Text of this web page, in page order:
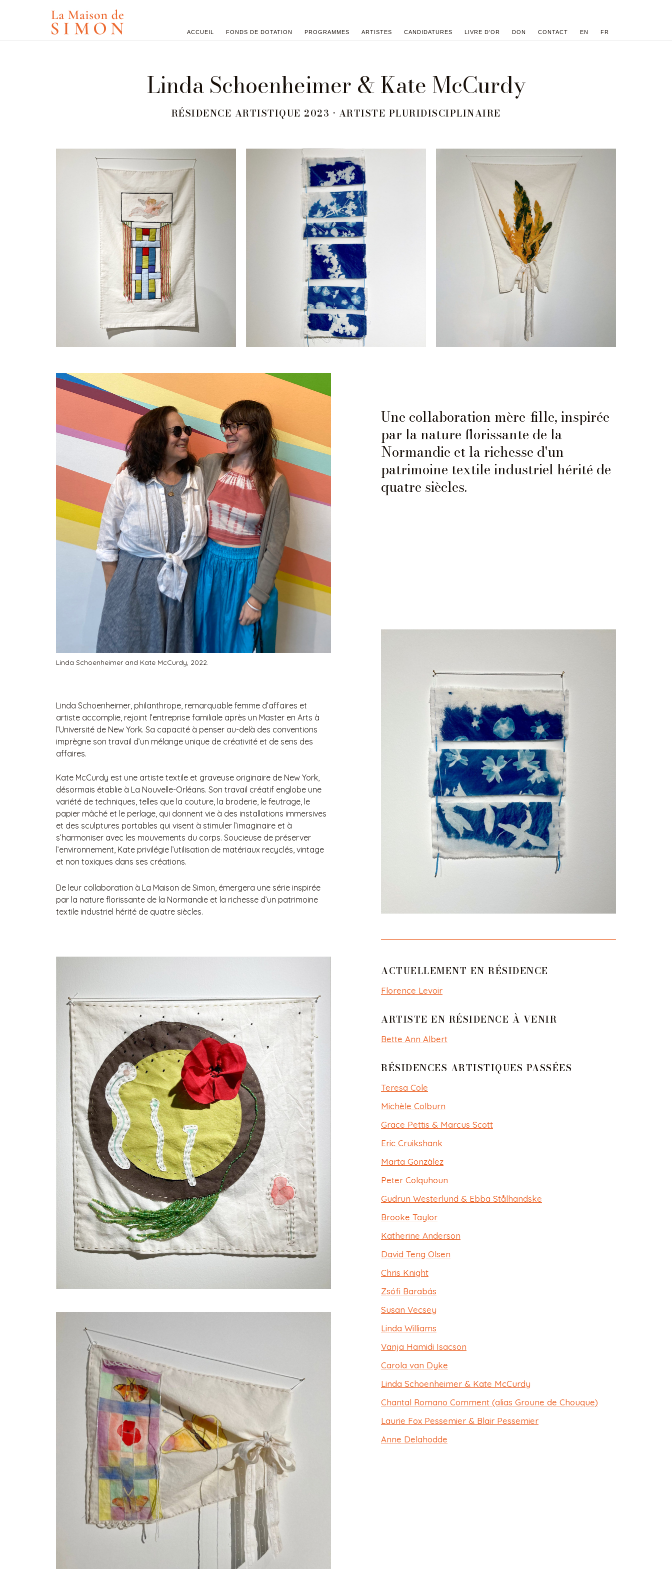
ACCUEIL FONDS DE DOTATION PROGRAMMES ARTISTES CANDIDATURES LIVRE D’OR DON CONTACT EN FR
Linda Schoenheimer & Kate McCurdy
RÉSIDENCE ARTISTIQUE 2023 • ARTISTE PLURIDISCIPLINAIRE
Linda Schoenheimer and Kate McCurdy, 2022.
Une collaboration mère-fille, inspirée
par la nature florissante de la
Normandie et la richesse d'un
patrimoine textile industriel hérité de
quatre siècles.
Linda Schoenheimer, philanthrope, remarquable femme d’affaires et
artiste accomplie, rejoint l’entreprise familiale après un Master en Arts à
l’Université de New York. Sa capacité à penser au-delà des conventions
imprègne son travail d’un mélange unique de créativité et de sens des
affaires.
Kate McCurdy est une artiste textile et graveuse originaire de New York,
désormais établie à La Nouvelle-Orléans. Son travail créatif englobe une
variété de techniques, telles que la couture, la broderie, le feutrage, le
papier mâché et le perlage, qui donnent vie à des installations immersives
et des sculptures portables qui visent à stimuler l’imaginaire et à
s’harmoniser avec les mouvements du corps. Soucieuse de préserver
l’environnement, Kate privilégie l’utilisation de matériaux recyclés, vintage
et non toxiques dans ses créations.
De leur collaboration à La Maison de Simon, émergera une série inspirée
par la nature florissante de la Normandie et la richesse d’un patrimoine
textile industriel hérité de quatre siècles.​
ACTUELLEMENT EN RÉSIDENCE
Florence Levoir​
ARTISTE EN RÉSIDENCE À VENIR
Bette Ann Albert
RÉSIDENCES ARTISTIQUES PASSÉES
Teresa Cole
Michèle Colburn
Grace Pettis & Marcus Scott
Eric Cruikshank
Marta Gonzàlez
Peter Colquhoun
Gudrun Westerlund & Ebba Stålhandske
Brooke Taylor
Katherine Anderson
David Teng Olsen
Chris Knight
Zsófi Barabás
Susan Vecsey
Linda Williams
Vanja Hamidi Isacson
Carola van Dyke
Linda Schoenheimer & Kate McCurdy
Chantal Romano Comment (alias Groune de Chouque)​
Laurie Fox Pessemier & Blair Pessemier
Anne Delahodde